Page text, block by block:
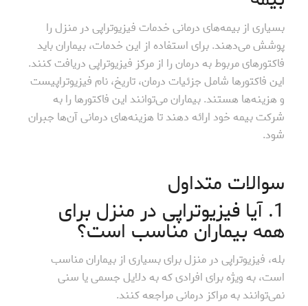
بسیاری از بیمه‌های درمانی خدمات فیزیوتراپی در منزل را
پوشش می‌دهند. برای استفاده از این خدمات، بیماران باید
فاکتورهای مربوط به درمان را از مرکز فیزیوتراپی دریافت کنند.
این فاکتورها شامل جزئیات درمان، تاریخ، نام فیزیوتراپیست
و هزینه‌ها هستند. بیماران می‌توانند این فاکتورها را به
شرکت بیمه خود ارائه دهند تا هزینه‌های درمانی آن‌ها جبران
شود.
سوالات متداول
1. آیا فیزیوتراپی در منزل برای
همه بیماران مناسب است؟
بله، فیزیوتراپی در منزل برای بسیاری از بیماران مناسب
است، به ویژه برای افرادی که به دلایل جسمی یا سنی
نمی‌توانند به مراکز درمانی مراجعه کنند.